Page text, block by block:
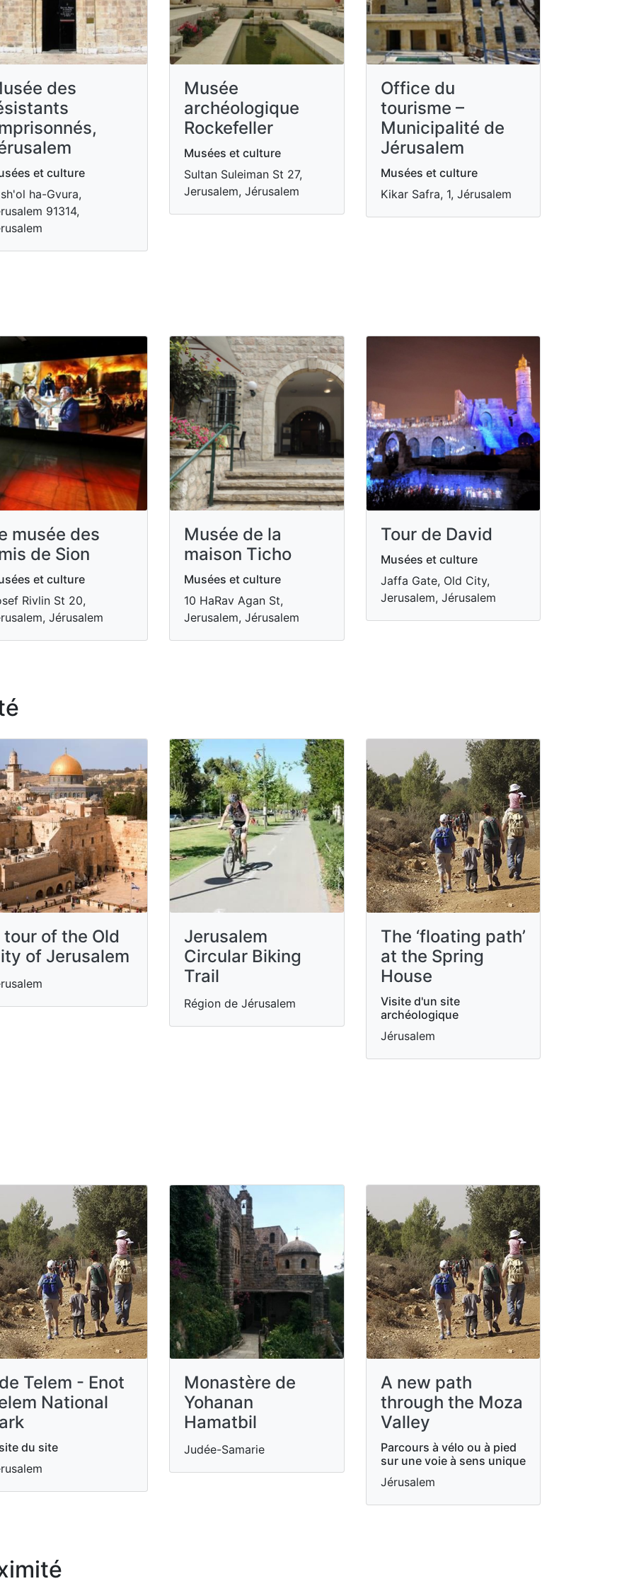
des
et culture
ha-Gvura,
91314,
Musée
archéologique
Rockefeller
Musées et culture
Sultan Suleiman St 27,
Jerusalem, Jérusalem
Office du
tourisme –
Municipalité de
Jérusalem
Musées et culture
Kikar Safra, 1, Jérusalem
musée des
de Sion
et culture
Rivlin St 20,
Jérusalem
Musée de la
maison Ticho
Musées et culture
10 HaRav Agan St,
Jerusalem, Jérusalem
Tour de David
Musées et culture
Jaffa Gate, Old City,
Jerusalem, Jérusalem
tour of the Old
of Jerusalem
Jerusalem
Circular Biking
Trail
Région de Jérusalem
The ‘floating path’
at the Spring
House
Visite d'un site
archéologique
Jérusalem
Telem - Enot
National
du site
Monastère de
Yohanan
Hamatbil
Judée-Samarie
A new path
through the Moza
Valley
Parcours à vélo ou à pied
sur une voie à sens unique
Jérusalem